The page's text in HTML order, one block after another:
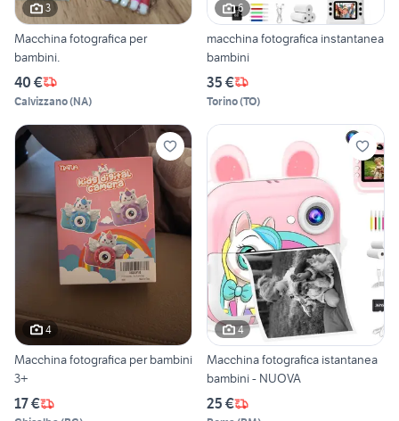
3
Macchina fotografica per
bambini.
40 €
Calvizzano(NA)
6
macchina fotografica instantanea
bambini
35 €
Torino(TO)
4
Macchina fotografica per bambini
3+
17 €
4
Macchina fotografica istantanea
bambini - NUOVA
25 €